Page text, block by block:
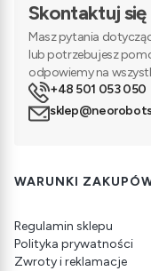
Skontaktuj się
Masz pytania
lub potrzebujesz
odpowiemy na
+48 501 053 050
Linki w stopce
WARUNKI
Regulamin sklepu
Polityka prywatności
Zwroty i reklamacje